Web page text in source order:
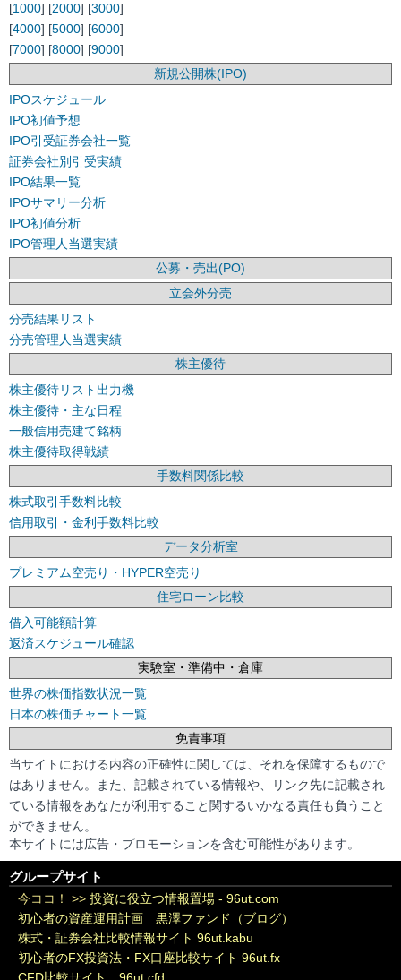
[1000] [2000] [3000]
[4000] [5000] [6000]
[7000] [8000] [9000]
新規公開株(IPO)
IPOスケジュール
IPO初値予想
IPO引受証券会社一覧
証券会社別引受実績
IPO結果一覧
IPOサマリー分析
IPO初値分析
IPO管理人当選実績
公募・売出(PO)
立会外分売
分売結果リスト
分売管理人当選実績
株主優待
株主優待リスト出力機
株主優待・主な日程
一般信用売建て銘柄
株主優待取得戦績
手数料関係比較
株式取引手数料比較
信用取引・金利手数料比較
データ分析室
プレミアム空売り・HYPER空売り
住宅ローン比較
借入可能額計算
返済スケジュール確認
実験室・準備中・倉庫
世界の株価指数状況一覧
日本の株価チャート一覧
免責事項
当サイトにおける内容の正確性に関しては、それを保障するもので
はありません。また、記載されている情報や、リンク先に記載され
ている情報をあなたが利用すること関するいかなる責任も負うこと
ができません。
本サイトには広告・プロモーションを含む可能性があります。
グループサイト
今ココ！ >> 投資に役立つ情報置場 - 96ut.com
初心者の資産運用計画 黒澤ファンド（ブログ）
株式・証券会社比較情報サイト 96ut.kabu
初心者のFX投資法・FX口座比較サイト 96ut.fx